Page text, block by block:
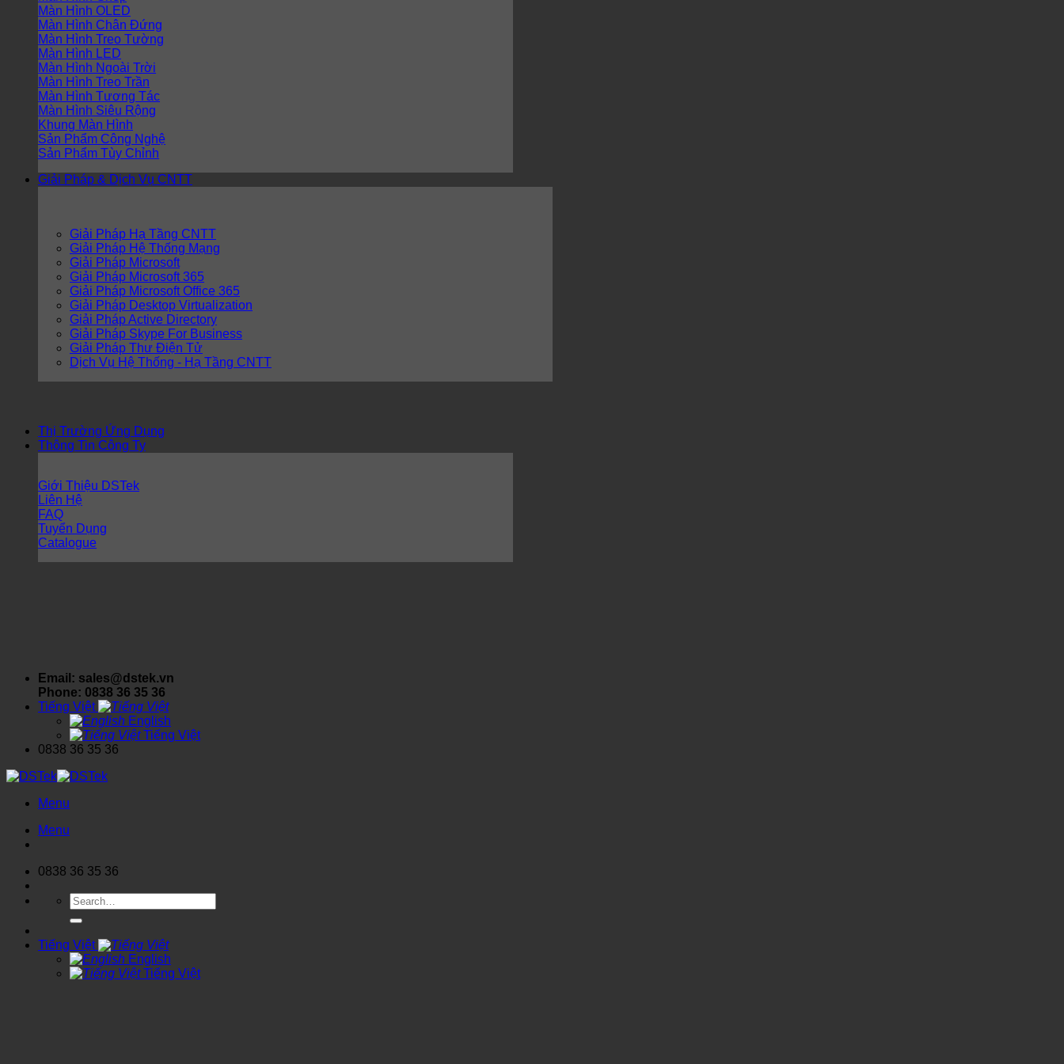
Màn Hình OLED
Màn Hình Chân Đứng
Màn Hình Treo Tường
Màn Hình LED
Màn Hình Ngoài Trời
Màn Hình Treo Trần
Màn Hình Tương Tác
Màn Hình Siêu Rộng
Khung Màn Hình
Sản Phẩm Công Nghệ
Sản Phẩm Tùy Chỉnh
Giải Pháp & Dịch Vụ CNTT
Giải Pháp Hạ Tầng CNTT
Giải Pháp Hệ Thống Mạng
Giải Pháp Microsoft
Giải Pháp Microsoft 365
Giải Pháp Microsoft Office 365
Giải Pháp Desktop Virtualization
Giải Pháp Active Directory
Giải Pháp Skype For Business
Giải Pháp Thư Điện Tử
Dịch Vụ Hệ Thống - Hạ Tầng CNTT
Thị Trường Ứng Dụng
Thông Tin Công Ty
Giới Thiệu DSTek
Liên Hệ
FAQ
Tuyển Dụng
Catalogue
Email: sales@dstek.vn
Phone: 0838 36 35 36
Tiếng Việt
English
Tiếng Việt
0838 36 35 36
Menu
Menu
0838 36 35 36
Search
for:
Tiếng Việt
English
Tiếng Việt